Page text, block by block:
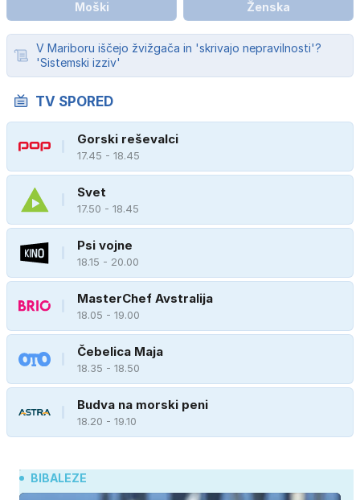
Moški Ženska
V Mariboru iščejo žvižgača in 'skrivajo nepravilnosti'?
'Sistemski izziv'
TV SPORED
Gorski reševalci
17.45 - 18.45
Svet
17.50 - 18.45
Psi vojne
18.15 - 20.00
MasterChef Avstralija
18.05 - 19.00
Čebelica Maja
18.35 - 18.50
Budva na morski peni
18.20 - 19.10
BIBALEZE